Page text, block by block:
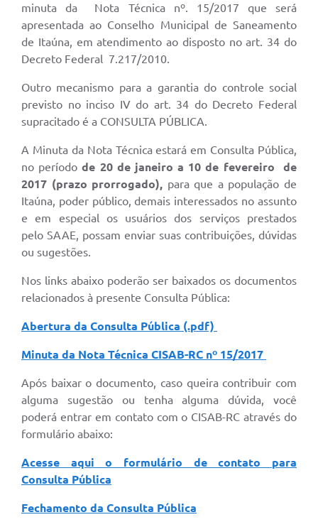
minuta da Nota Técnica nº. 15/2017 que será
apresentada ao Conselho Municipal de Saneamento
de Itaúna, em atendimento ao disposto no art. 34 do
Decreto Federal 7.217/2010.
Outro mecanismo para a garantia do controle social
previsto no inciso IV do art. 34 do Decreto Federal
supracitado é a CONSULTA PÚBLICA.
A Minuta da Nota Técnica estará em Consulta Pública,
no períodode 20 de janeiro a 10 de fevereiro de
2017 (prazo prorrogado), para que a população de
Itaúna, poder público, demais interessados no assunto
e em especial os usuários dos serviços prestados
pelo SAAE, possam enviar suas contribuições, dúvidas
ou sugestões.
Nos links abaixo poderão ser baixados os documentos
relacionados à presente Consulta Pública:
Abertura da Consulta Pública (.pdf)
Minuta da Nota Técnica CISAB-RC nº 15/2017
Após baixar o documento, caso queira contribuir com
alguma sugestão ou tenha alguma dúvida, você
poderá entrar em contato com o CISAB-RC através do
formulário abaixo:
Acesse aqui o formulário de contato para
Consulta Pública
Fechamento da Consulta Pública